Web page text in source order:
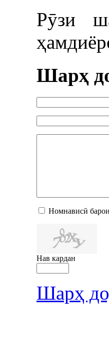
Рӯзи
Шарҳ
Номнависӣ
Нав кардан
Шарҳ